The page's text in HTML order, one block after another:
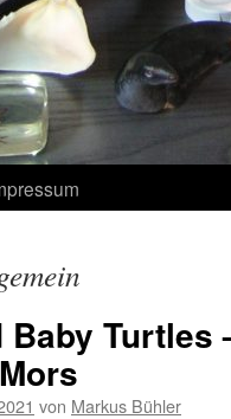
Turtles
von Markus Bühler